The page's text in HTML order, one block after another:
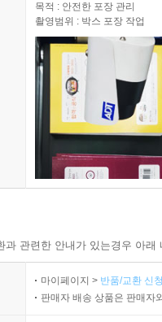
목적 : 안전한 포장 관리
촬영범위 : 박스 포장 작업
관련한 안내가 있는경우 아
마이페이지 > 반품/교환 신
판매자 배송 상품은 판매자